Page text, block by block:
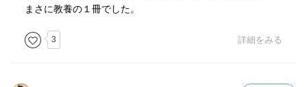
まさに教養の１冊でした。
3 詳細をみる